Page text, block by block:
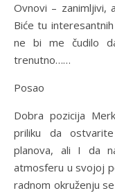
Ovnovi – zanimljivi,
Biće tu
ne bi me čudilo
trenutno……
Posao
Dobra pozicija
priliku da
planova, ali I da
atmosferu u svojoj
radnom okruženju